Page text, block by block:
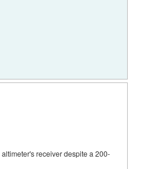
receiver despite a 200-